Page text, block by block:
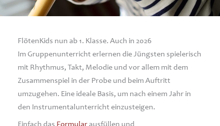
FlötenKids nun ab 1. Klasse. Auch in 2026
Im Gruppenunterricht erlernen die Jüngsten spielerisch
mit Rhythmus, Takt, Melodie und vor allem mit dem
Zusammenspiel in der Probe und beim Auftritt
umzugehen. Eine ideale Basis, um nach einem Jahr in
den Instrumentalunterricht einzusteigen.
Einfach das Formularausfüllen und